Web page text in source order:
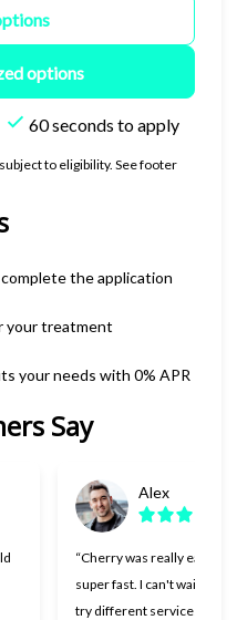
options
60 seconds to apply
to eligibility. See footer
the application
your treatment
your needs with 0% APR
Say
Alex
“Cherry was really easy to
super fast. I can't wait to go
try different services now